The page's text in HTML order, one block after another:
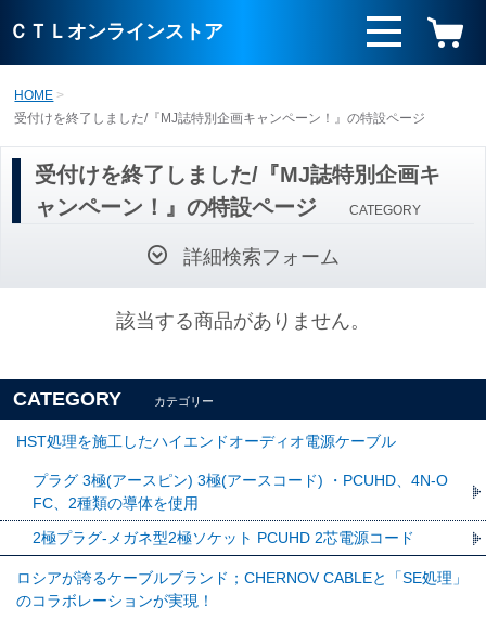
ＣＴＬオンラインストア
HOME
受付けを終了しました/『MJ誌特別企画キャンペーン！』の特設ページ
受付けを終了しました/『MJ誌特別企画キ
ャンペーン！』の特設ページ
CATEGORY
詳細検索フォーム
該当する商品がありません。
CATEGORY カテゴリー
HST処理を施工したハイエンドオーディオ電源ケーブル
プラグ 3極(アースピン) 3極(アースコード) ・PCUHD、4N-O
FC、2種類の導体を使用
2極プラグ-メガネ型2極ソケット PCUHD 2芯電源コード
ロシアが誇るケーブルブランド；CHERNOV CABLEと「SE処理」
のコラボレーションが実現！